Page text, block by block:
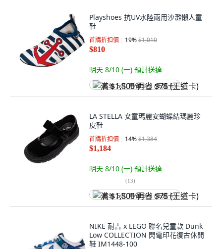
Playshoes 抗UV水陸兩用沙灘懶人童
鞋
首購折扣價 19%$1,010
$810
明天 8/10 (一) 預計送達
满 $1,500 再省 $75 (王道卡)
LA STELLA 女童瑪麗安蝴蝶結瑪麗珍
皮鞋
首購折扣價 14%$1,384
$1,184
明天 8/10 (一) 預計送達
(13)
满 $1,500 再省 $75 (王道卡)
NIKE 耐吉 x LEGO 聯名兒童款 Dunk
Low COLLECTION 閃電印花復古休閒
鞋 IM1448-100